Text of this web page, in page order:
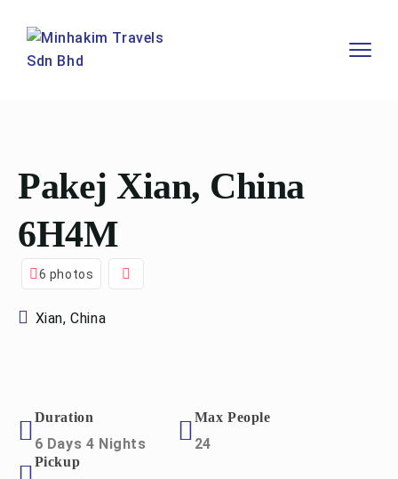
Pakej Xian, China
6H4M
6 photos
Xian, China
Duration
6 Days 4 Nights
Max People
24
Pickup